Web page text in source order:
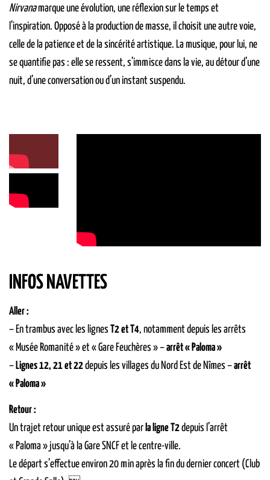
Nirvanamarque une évolution, une réflexion sur le temps et
l’inspiration. Opposé à la production de masse, il choisit une autre voie,
celle de la patience et de la sincérité artistique. La musique, pour lui, ne
se quantifie pas : elle se ressent, s’immisce dans la vie, au détour d’une
nuit, d’une conversation ou d’un instant suspendu.
INFOS NAVETTES
Aller :
– En trambus avec les lignes T2 et T4, notamment depuis les arrêts
« Musée Romanité » et « Gare Feuchères » –arrêt « Paloma »
– Lignes 12, 21 et 22depuis les villages du Nord Est de Nîmes –arrêt
« Paloma »
Retour :
Un trajet retour unique est assuré par la ligne T2depuis l’arrêt
« Paloma » jusqu’à la Gare SNCF et le centre-ville.
Le départ s’effectue environ 20 min après la fin du dernier concert (Club